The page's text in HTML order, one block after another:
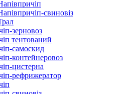
свиновіз
зерновоз
тентований
самоскид
контейнеровоз
цистерна
рефрижератор